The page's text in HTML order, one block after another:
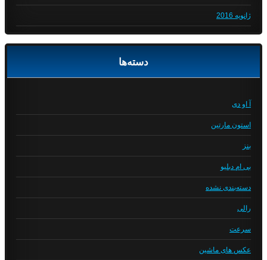
ژانویه 2016
دسته‌ها
آ او دی
استون مارتین
بنز
بی ام دبلیو
دسته‌بندی نشده
رالی
سرعت
عکس های ماشین